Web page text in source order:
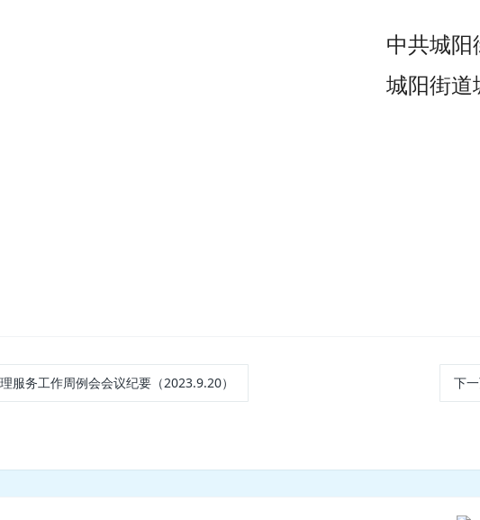
中共城阳
城阳街道
服务工作周例会会议纪要（2023.9.20） 下